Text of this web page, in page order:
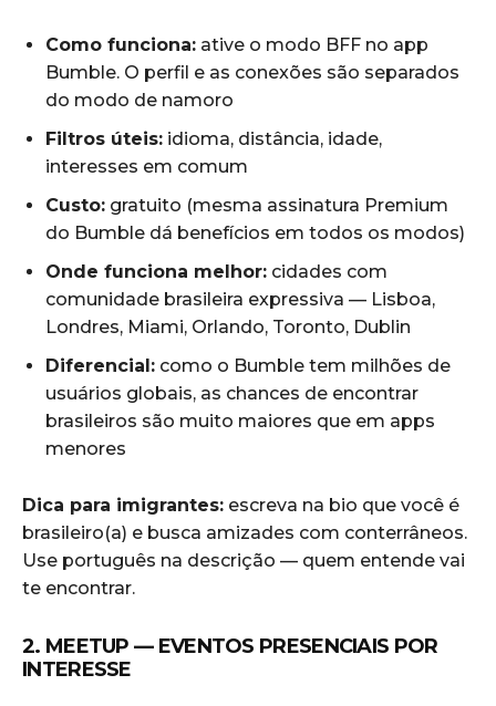
Como funciona: ative o modo BFF no app
Bumble. O perfil e as conexões são separados
do modo de namoro
Filtros úteis: idioma, distância, idade,
interesses em comum
Custo: gratuito (mesma assinatura Premium
do Bumble dá benefícios em todos os modos)
Onde funciona melhor: cidades com
comunidade brasileira expressiva — Lisboa,
Londres, Miami, Orlando, Toronto, Dublin
Diferencial: como o Bumble tem milhões de
usuários globais, as chances de encontrar
brasileiros são muito maiores que em apps
menores
Dica para imigrantes: escreva na bio que você é
brasileiro(a) e busca amizades com conterrâneos.
Use português na descrição — quem entende vai
te encontrar.
2. MEETUP — EVENTOS PRESENCIAIS POR
INTERESSE